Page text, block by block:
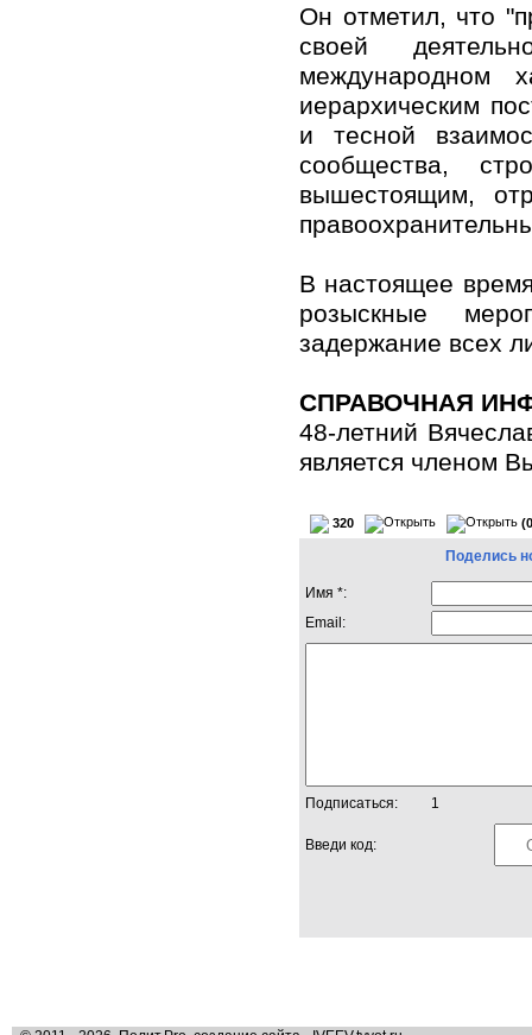
Он отметил, что
своей
международном
иерархическим
и тесной
сообщества,
вышестоящим,
В настоящее
розыскные
задержание всех
СПРАВОЧНАЯ
48-летний
является членом
320
Поделись
Имя *:
Email:
Подписаться: 1
Введи код: